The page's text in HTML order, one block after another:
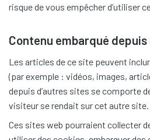
risque de vous empêcher d’utiliser
Contenu embarqué
Les articles de ce site peuvent
(par exemple : vidéos, images,
depuis d’autres sites se comporte
visiteur se rendait sur cet autre site.
Ces sites web pourraient collecter